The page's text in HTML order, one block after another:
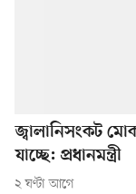
জ্বালানিসংকট
যাচ্ছে: প্রধানমন্ত্রী
২ ঘণ্টা আগে